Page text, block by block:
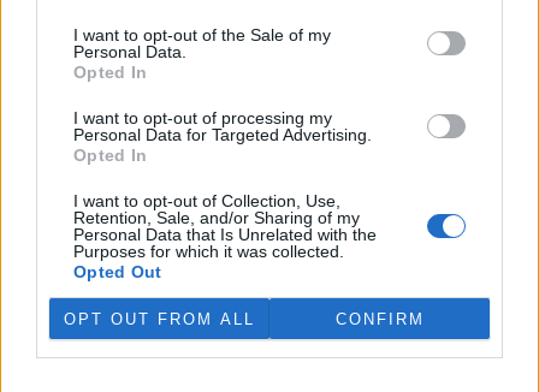
I want to opt-out of the Sale of my
Personal Data.
Opted In
I want to opt-out of processing my
Personal Data for Targeted Advertising.
Opted In
I want to opt-out of Collection, Use,
Retention, Sale, and/or Sharing of my
Personal Data that Is Unrelated with the
Purposes for which it was collected.
Opted Out
OPT OUT FROM ALL CONFIRM
horka. Japonsko se toto léto
potýká s vlnami extrémních
veder, napsal zpravodajský server
Ghanský parlament schválil přísný zákon na ochranu
kakaových plantáží
Ghanský parlament schválil
zákon, podle kterého místním
farmářům hrozí až 20 let
úřadů přemění svou kakaovou
plantáž na jiný účel. Informovala o tom agentura AP; zákon nyní
čeká na podpis prezidenta Johna Mahamy.